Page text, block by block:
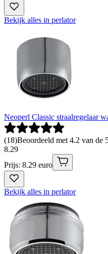
Bekijk alles in perlator
Neoperl Classic straalregelaar
(18)Beoordeeld met 4.2 van de
8.29
Prijs: 8.29 euro
Bekijk alles in perlator